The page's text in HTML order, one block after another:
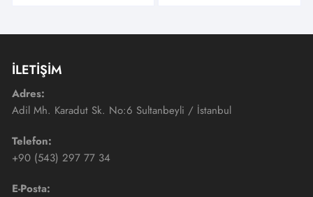
İLETİŞİM
Adres:
Adil Mh. Karadut Sk. No:6 Sultanbeyli / İstanbul
Telefon:
+90 (543) 297 77 34
E-Posta: